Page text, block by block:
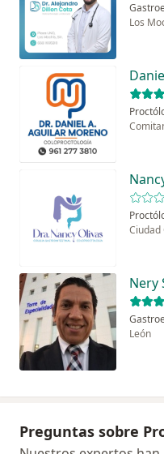
Los
Ciudad
Nery
León
Preguntas sobre